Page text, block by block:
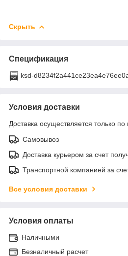
Скрыть
Спецификация
ksd-
Условия доставки
Доставка осуществляется только по
Самовывоз
Доставка курьером за счет
Транспортной компанией за
Все условия доставки
Условия оплаты
Наличными
Безналичный расчет